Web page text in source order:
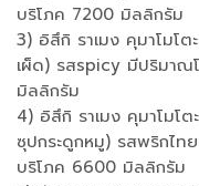
บริโภค 7200 มิลลิกรัม
3) อิสึกิ ราเมง คุมาโมโ
เผ็ด) รสspicy มีปริมาณ
มิลลิกรัม
4) อิสึกิ ราเมง คุมาโมโ
ซุปกระดูกหมู) รสพริกไ
บริโภค 6600 มิลลิกรัม